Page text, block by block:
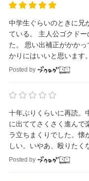
中学生ぐらいのときに兄
ている。 主人公ゴクド
た。 思い出補正がかかっているのは否めないが ラノベのとっか
かりにはいいと思います。
Posted by
十年ぶりくらいに再読。
に出ててさくさく進んで
ラ立ちまくりでした。懐
しい。いやあ、殴りたく
ンス早く出てこないかなー
Posted by